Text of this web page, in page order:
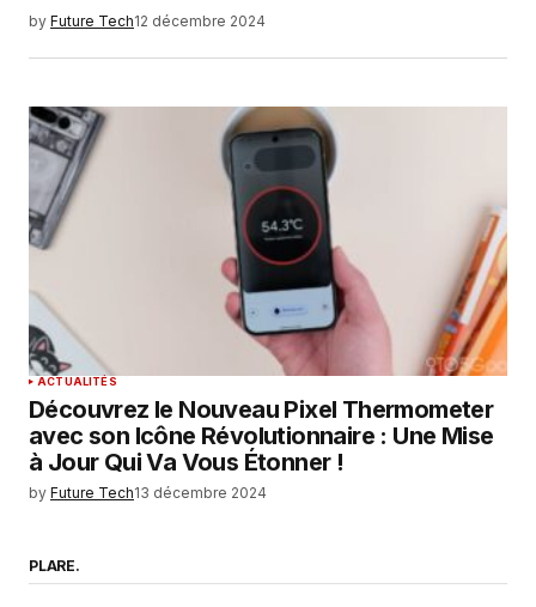
by Future Tech12 décembre 2024
ACTUALITÉS
Découvrez le Nouveau Pixel Thermometer
avec son Icône Révolutionnaire : Une Mise
à Jour Qui Va Vous Étonner !
by Future Tech13 décembre 2024
PLARE.